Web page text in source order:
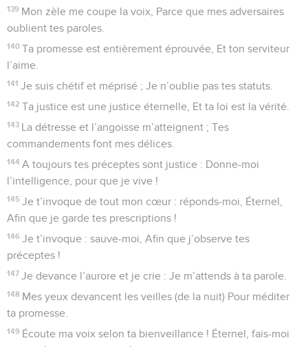
139 Mon zèle me coupe la voix, Parce que mes adversaires
oublient tes paroles.
140 Ta promesse est entièrement éprouvée, Et ton serviteur
l’aime.
141 Je suis chétif et méprisé ; Je n’oublie pas tes statuts.
142 Ta justice est une justice éternelle, Et ta loi est la vérité.
143 La détresse et l’angoisse m’atteignent ; Tes
commandements font mes délices.
144 A toujours tes préceptes sont justice : Donne-moi
l’intelligence, pour que je vive !
145 Je t’invoque de tout mon cœur : réponds-moi, Éternel,
Afin que je garde tes prescriptions !
146 Je t’invoque : sauve-moi, Afin que j’observe tes
préceptes !
147 Je devance l’aurore et je crie : Je m’attends à ta parole.
148 Mes yeux devancent les veilles (de la nuit) Pour méditer
ta promesse.
149 Écoute ma voix selon ta bienveillance ! Éternel, fais-moi